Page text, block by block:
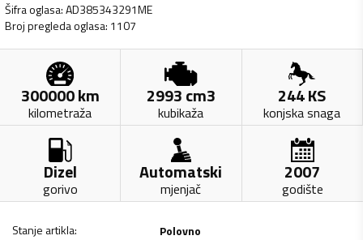
Šifra oglasa:AD385343291ME
Broj pregleda oglasa: 1107
300000km
kilometraža
2993cm3
kubikaža
244KS
konjska snaga
Dizel
gorivo
Automatski
mjenjač
2007
godište
Stanje artikla:
Polovno